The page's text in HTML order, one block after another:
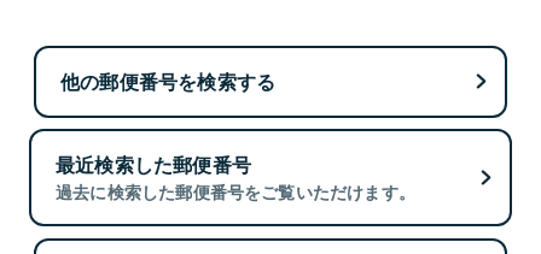
他の郵便番号を検索する
最近検索した郵便番号
過去に検索した郵便番号をご覧いただけます。